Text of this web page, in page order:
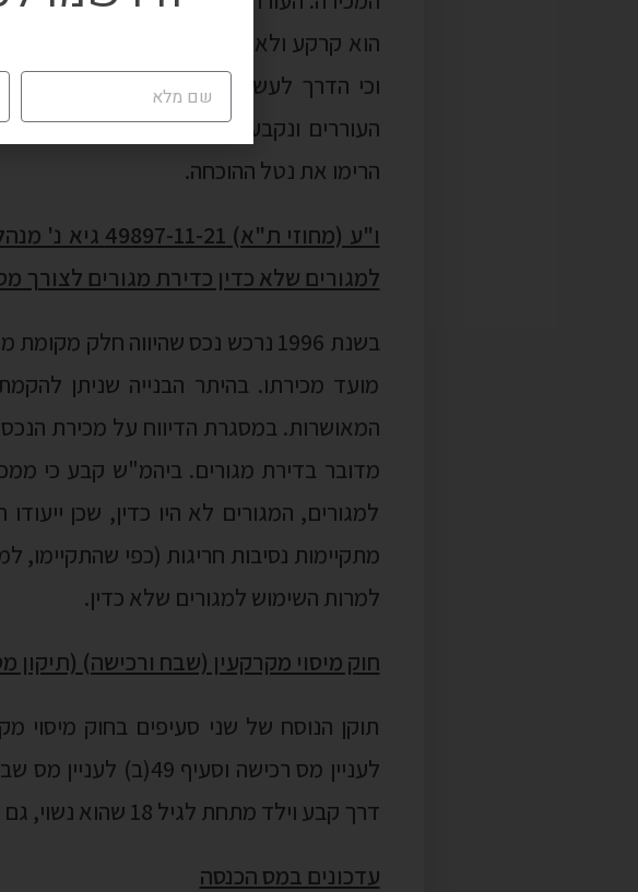
הוא קרקע ולא נכס מוגמר. נקבע כי לא
וכי הדרך לעשות כן היא רק באמצעות
העוררים ונקבע כי הם רכשו נכנס מוגמר
הרימו את נטל ההוכחה.
ו"ע (מחוזי
למגורים שלא כדין כדירת מגורים לצורך
בשנת 1996 נרכש נכס שהיווה חלק
מועד מכירתו. בהיתר הבנייה שניתן
המאושרות. במסגרת הדיווח על מכירת
מדובר בדירת מגורים. ביהמ"ש קבע כי
למגורים, המגורים לא היו כדין, שכן
מתקיימות נסיבות חריגות (כפי שהתקיימו,
למרות השימוש למגורים שלא כדין.
חוק מיסוי מקרקעין (שבח ורכישה) (תיקון מס' 103), התשפ"ג –
לעניין מס רכישה
דרך קבע וילד מתחת לגיל 18 שהוא נשוי, גם ילד יתום מאחד או משני הוריו.
עדכונים במס הכנסה